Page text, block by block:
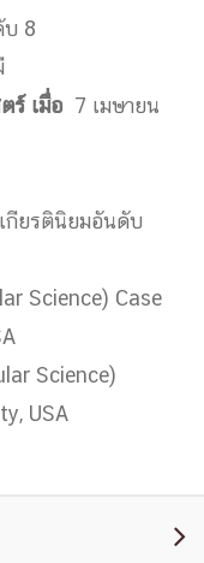
8
ร์ เมื่อ 7 เมษายน
กียรตินิยมอันดับ
Science) Case
Science)
USA
